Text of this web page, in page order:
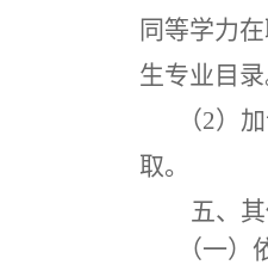
同等学力
生专业目
（2）
取。
五、
（一